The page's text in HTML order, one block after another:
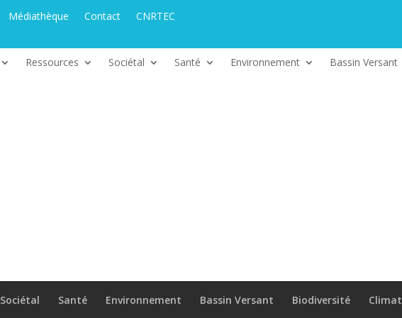
Médiathèque Contact
CNRTEC
Ressources Sociétal Santé Environnement Bassin Versant
Sociétal Santé Environnement Bassin Versant Biodiversité Climat